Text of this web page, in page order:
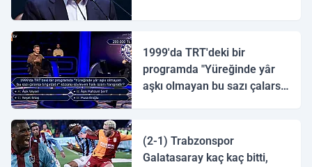
1999'da TRT'deki bir
programda "Yüreğinde yâr
aşkı olmayan bu sazı çalarsa
(2-1) Trabzonspor
Galatasaray kaç kaç bitti,